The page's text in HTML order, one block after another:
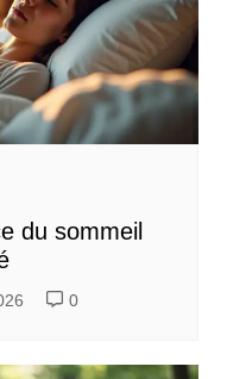
du sommeil
0